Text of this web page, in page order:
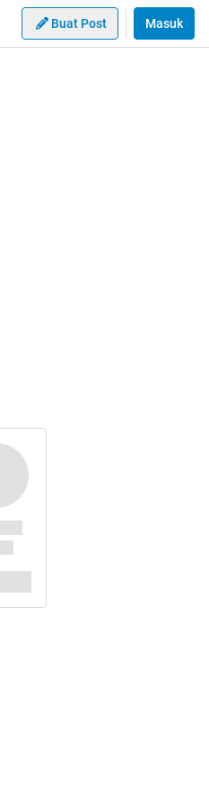
Buat Post Masuk